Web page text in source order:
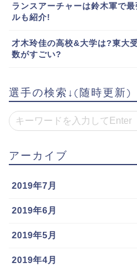
ランスアーチャーは鈴木軍で
ルも紹介!
才木玲佳の高校&大学は?東大
数がすごい?
選手の検索↓(随時更新)
アーカイブ
2019年7月
2019年6月
2019年5月
2019年4月